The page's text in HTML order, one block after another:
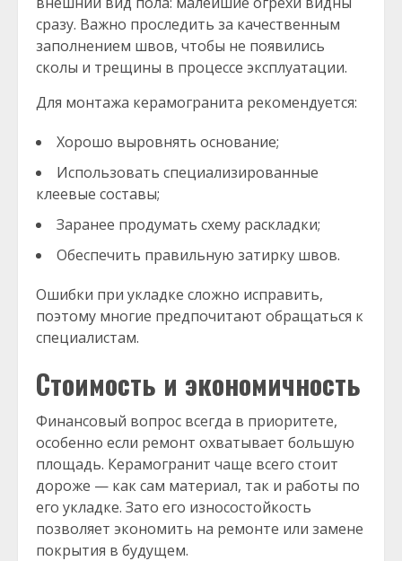
сразу. Важно проследить за качественным
заполнением швов, чтобы не появились
сколы и трещины в процессе эксплуатации.
Для монтажа керамогранита рекомендуется:
Хорошо выровнять основание;
Использовать специализированные
клеевые составы;
Заранее продумать схему раскладки;
Обеспечить правильную затирку швов.
Ошибки при укладке сложно исправить,
поэтому многие предпочитают обращаться к
специалистам.
Стоимость и экономичность
Финансовый вопрос всегда в приоритете,
особенно если ремонт охватывает большую
площадь. Керамогранит чаще всего стоит
дороже — как сам материал, так и работы по
его укладке. Зато его износостойкость
позволяет экономить на ремонте или замене
покрытия в будущем.